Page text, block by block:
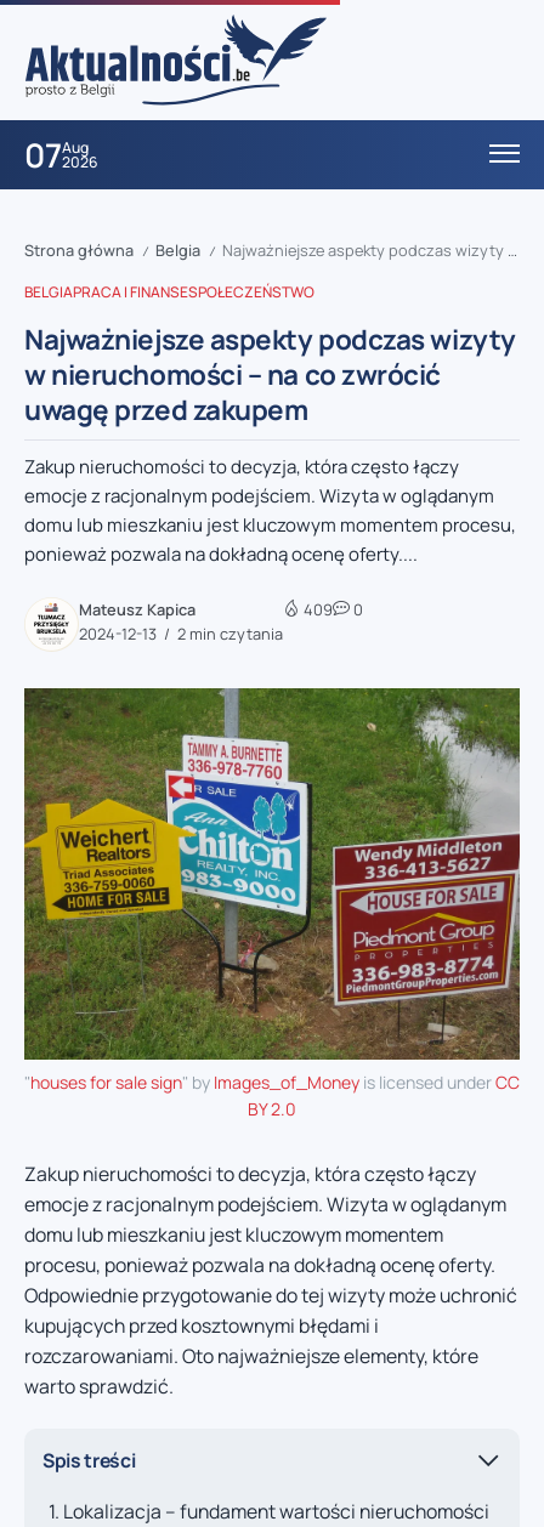
07Aug
2026
Strona główna / Belgia / Najważniejsze aspekty podczas wizyty w nieruchomości – na co zwrócić uwagę przed zakupem
BELGIAPRACA I FINANSESPOŁECZEŃSTWO
Najważniejsze aspekty podczas wizyty
w nieruchomości – na co zwrócić
uwagę przed zakupem
Zakup nieruchomości to decyzja, która często łączy
emocje z racjonalnym podejściem. Wizyta w oglądanym
domu lub mieszkaniu jest kluczowym momentem procesu,
ponieważ pozwala na dokładną ocenę oferty....
Mateusz Kapica
2024-12-13
2 min czytania
409 0
"houses for sale sign" by Images_of_Money is licensed underCC
BY 2.0
Zakup nieruchomości to decyzja, która często łączy
emocje z racjonalnym podejściem. Wizyta w oglądanym
domu lub mieszkaniu jest kluczowym momentem
procesu, ponieważ pozwala na dokładną ocenę oferty.
Odpowiednie przygotowanie do tej wizyty może uchronić
kupujących przed kosztownymi błędami i
rozczarowaniami. Oto najważniejsze elementy, które
warto sprawdzić.
Spis treści
Lokalizacja – fundament wartości nieruchomości